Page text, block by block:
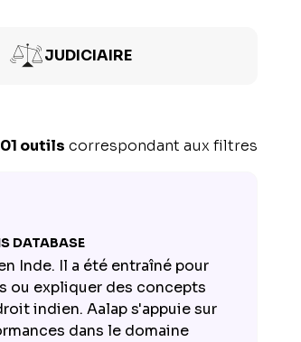
JUDICIAIRE
outils correspondant aux filtres
DATABASE
Inde. Il a été entraîné pour
ou expliquer des concepts
indien. Aalap s'appuie sur
dans le domaine